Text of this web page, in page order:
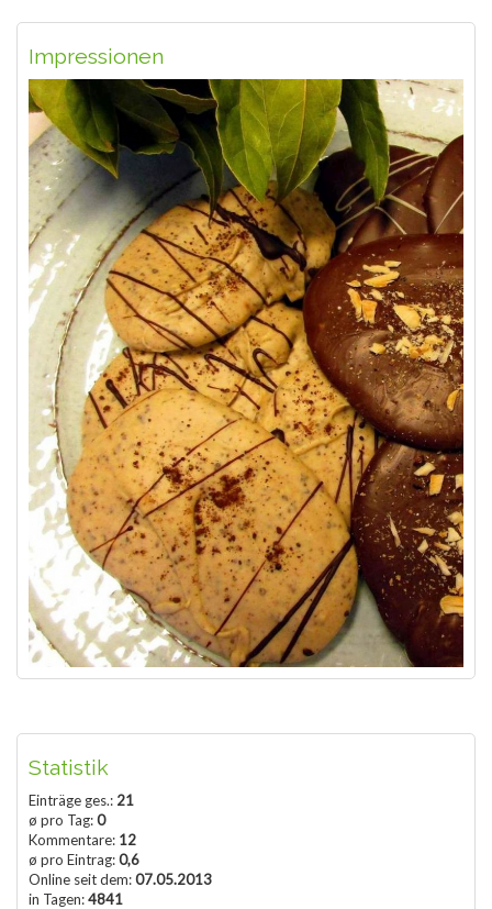
Impressionen
Statistik
Einträge ges.: 21
ø pro Tag:0
Kommentare: 12
ø pro Eintrag:0,6
Online seit dem:07.05.2013
in Tagen:4841